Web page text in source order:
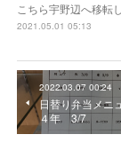
こちら宇野辺へ移転
2021.05.01 05:13
2022.03.07 00:24
日替り弁当メ
４年 3/7